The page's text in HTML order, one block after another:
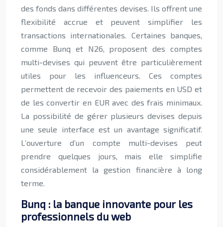
des fonds dans différentes devises. Ils offrent une
flexibilité accrue et peuvent simplifier les
transactions internationales. Certaines banques,
comme Bunq et N26, proposent des comptes
multi-devises qui peuvent être particulièrement
utiles pour les influenceurs. Ces comptes
permettent de recevoir des paiements en USD et
de les convertir en EUR avec des frais minimaux.
La possibilité de gérer plusieurs devises depuis
une seule interface est un avantage significatif.
L’ouverture d’un compte multi-devises peut
prendre quelques jours, mais elle simplifie
considérablement la gestion financière à long
terme.
Bunq : la banque innovante pour les
professionnels du web